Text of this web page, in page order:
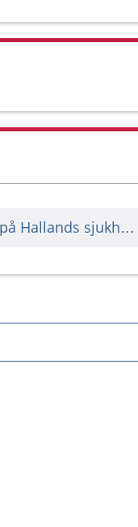
Service för besökare på Hallands sjukhus Kungsbacka